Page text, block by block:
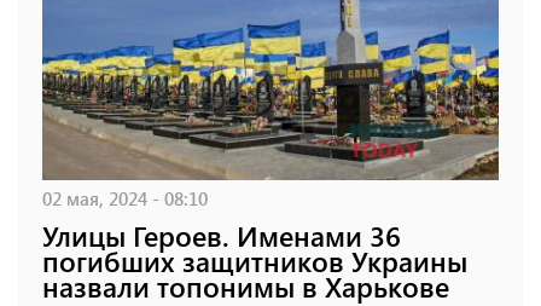
02 мая, 2024 - 08:10
Улицы Героев. Именами 36
погибших защитников Украины
назвали топонимы в Харькове